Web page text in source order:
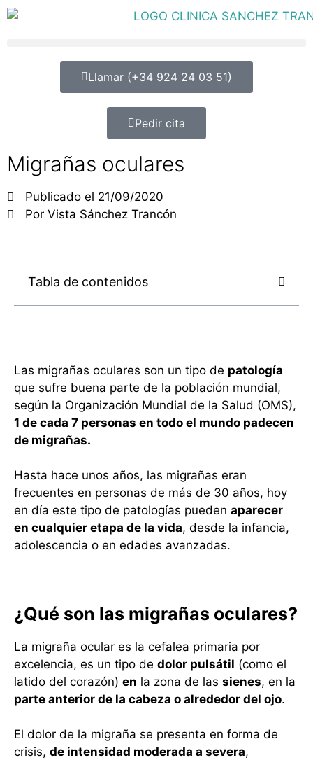
Llamar (+34 924 24 03 51)
Pedir cita
Migrañas oculares
Publicado el 21/09/2020
Por Vista Sánchez Trancón
Las migrañas oculares son un tipo de patología
que sufre buena parte de la población mundial,
según la Organización Mundial de la Salud (OMS),
1 de cada 7 personas en todo el mundo padecen
de migrañas.
Hasta hace unos años, las migrañas eran
frecuentes en personas de más de 30 años, hoy
en día este tipo de patologías pueden aparecer
en cualquier etapa de la vida, desde la infancia,
adolescencia o en edades avanzadas.
¿Qué son las migrañas oculares?
La migraña ocular es la cefalea primaria por
excelencia, es un tipo de dolor pulsátil (como el
latido del corazón) en la zona de las sienes, en la
parte anterior de la cabeza o alrededor del ojo.
El dolor de la migraña se presenta en forma de
crisis, de intensidad moderada a severa,
Tabla de contenidos